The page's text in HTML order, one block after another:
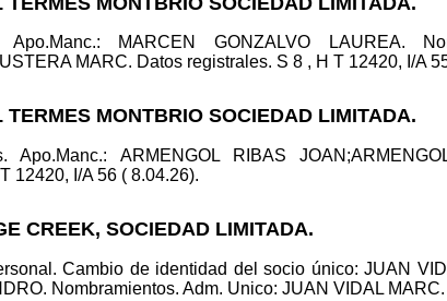
Apo.Manc.: MARCEN GONZALVO LAUREA.
MARC. Datos registrales. S 8 , H T 12420, I/A
TERMES MONTBRIO SOCIEDAD LIMITADA.
Apo.Manc.: ARMENGOL RIBAS
12420, I/A 56 ( 8.04.26).
CREEK, SOCIEDAD LIMITADA.
Cambio de identidad del socio único: JUAN
Nombramientos. Adm. Unico: JUAN VIDAL